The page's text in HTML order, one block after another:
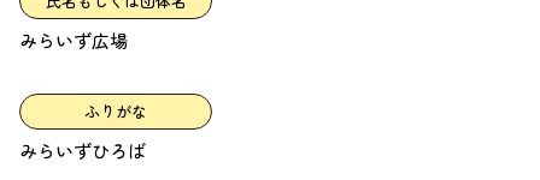
みらいず広場
ふりがな
みらいずひろば